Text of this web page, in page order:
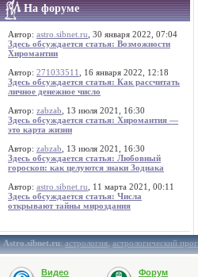
На форуме
Автор: astro.sibnet.ru , 30 января 2022, 07:04
Здесь обсуждается статья: Возможности
Хиромантии
Автор: 271033511
, 16 января 2022, 12:18
Здесь обсуждается статья: Как рассчитать
личное денежное число
Автор: zabzab , 13 июля 2021, 16:30
Здесь обсуждается статья: Хиромантия —
это карта жизни
Автор: zabzab , 13 июля 2021, 16:30
Здесь обсуждается статья: Любовный
гороскоп: как целуются знаки Зодиака
Автор: astro.sibnet.ru , 11 марта 2021, 00:11
Здесь обсуждается статья: Числа
открывают тайны мироздания
Astro.sibnet.ru:астрология,астрологический
Видео Форум